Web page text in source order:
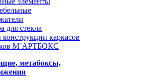
для стекла
каркасов
метабоксы,